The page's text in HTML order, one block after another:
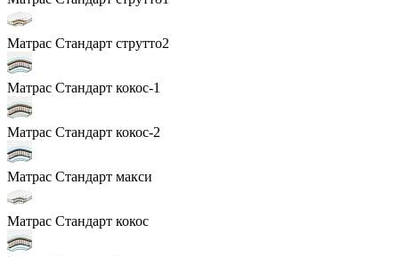
Матрас Стандарт струтто2
Матрас Стандарт кокос-1
Матрас Стандарт кокос-2
Матрас Стандарт макси
Матрас Стандарт кокос